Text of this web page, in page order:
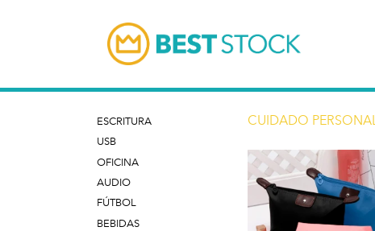
ESCRITURA
USB
OFICINA
AUDIO
FÚTBOL
BEBIDAS
CUIDADO PERSONAL